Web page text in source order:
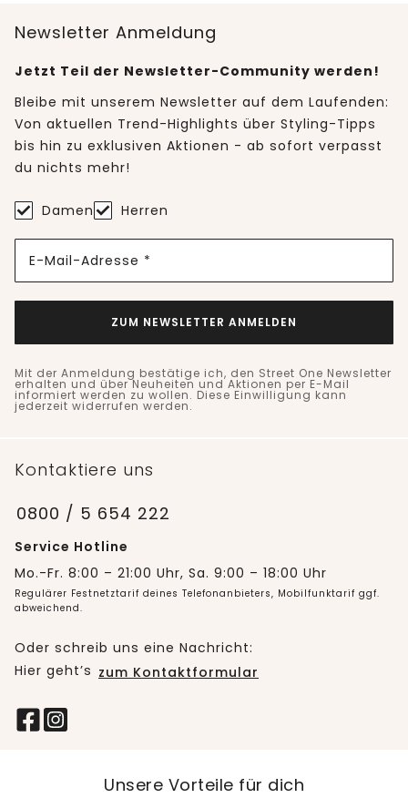
Newsletter Anmeldung
Jetzt Teil der Newsletter-Community werden!
Bleibe mit unserem Newsletter auf dem Laufenden:
Von aktuellen Trend-Highlights über Styling-Tipps
bis hin zu exklusiven Aktionen - ab sofort verpasst
du nichts mehr!
Damen Herren
E-Mail-Adresse *
ZUM NEWSLETTER ANMELDEN
Mit der Anmeldung bestätige ich, den Street One Newsletter
erhalten und über Neuheiten und Aktionen per E-Mail
informiert werden zu wollen. Diese Einwilligung kann
jederzeit widerrufen werden.
Kontaktiere uns
0800 / 5 654 222
Service Hotline
Mo.-Fr. 8:00 – 21:00 Uhr, Sa. 9:00 – 18:00 Uhr
Regulärer Festnetztarif deines Telefonanbieters, Mobilfunktarif ggf.
abweichend.
Oder schreib uns eine Nachricht:
Hier geht’s zum Kontaktformular
Unsere Vorteile für dich